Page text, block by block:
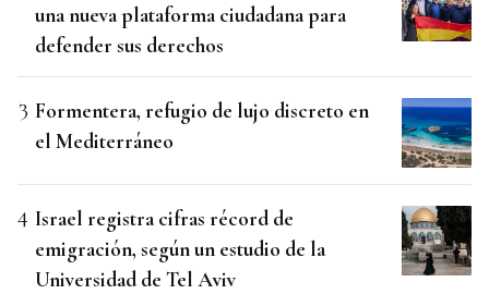
una nueva plataforma ciudadana para
defender sus derechos
Formentera, refugio de lujo discreto en
el Mediterráneo
Israel registra cifras récord de
emigración, según un estudio de la
Universidad de Tel Aviv